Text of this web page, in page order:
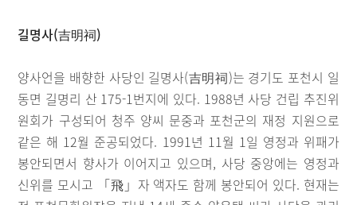
길명사(吉明祠)
양사언을 배향한 사당인 길명사(吉明祠)는 경기도 포천시 일
동면 길명리 산 175-1번지에 있다. 1988년 사당 건립 추진위
원회가 구성되어 청주 양씨 문중과 포천군의 재정 지원으로
같은 해 12월 준공되었다. 1991년 11월 1일 영정과 위패가
봉안되면서 향사가 이어지고 있으며, 사당 중앙에는 영정과
신위를 모시고 「飛」자 액자도 함께 봉안되어 있다. 현재는